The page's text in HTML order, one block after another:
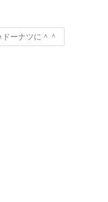
ーナツに＾＾